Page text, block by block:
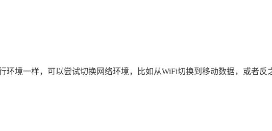
境一样，可以尝试切换网络环境，比如从WiFi切换到移动数据，或者